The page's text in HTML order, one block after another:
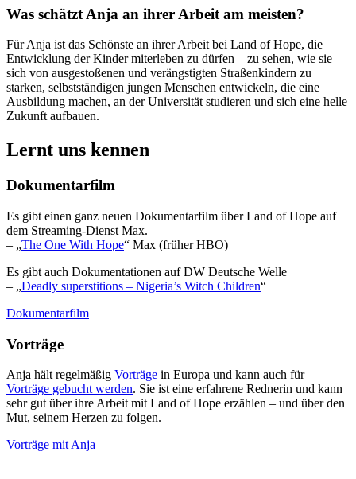
Was schätzt Anja an ihrer Arbeit am meisten?
Für Anja ist das Schönste an ihrer Arbeit bei Land of Hope, die
Entwicklung der Kinder miterleben zu dürfen – zu sehen, wie sie
sich von ausgestoßenen und verängstigten Straßenkindern zu
starken, selbstständigen jungen Menschen entwickeln, die eine
Ausbildung machen, an der Universität studieren und sich eine helle
Zukunft aufbauen.
Lernt uns kennen
Dokumentarfilm
Es gibt einen ganz neuen Dokumentarfilm über Land of Hope auf
dem Streaming-Dienst Max.
– „The One With Hope“ Max (früher HBO)
Es gibt auch Dokumentationen auf DW Deutsche Welle
– „Deadly superstitions – Nigeria’s Witch Children“
Dokumentarfilm
Vorträge
Anja hält regelmäßig Vorträge in Europa und kann auch für
Vorträge gebucht werden. Sie ist eine erfahrene Rednerin und kann
sehr gut über ihre Arbeit mit Land of Hope erzählen – und über den
Mut, seinem Herzen zu folgen.
Vorträge mit Anja